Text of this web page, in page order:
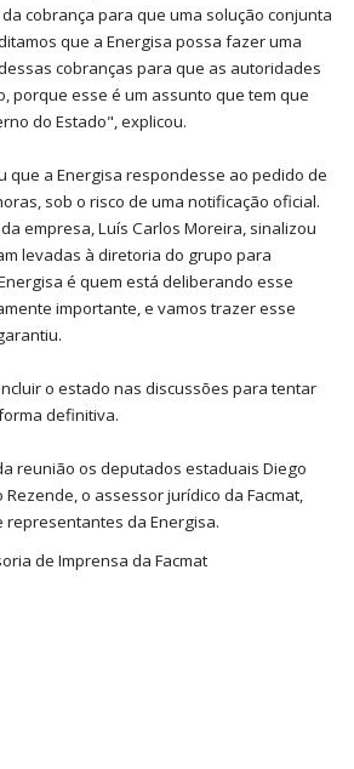
cobrança para que uma solução conjunta
que a Energisa possa fazer uma
cobranças para que as autoridades
porque esse é um assunto que tem que
do Estado", explicou.
que a Energisa respondesse ao pedido de
sob o risco de uma notificação oficial.
empresa, Luís Carlos Moreira, sinalizou
levadas à diretoria do grupo para
é quem está deliberando esse
importante, e vamos trazer esse
o estado nas discussões para tentar
definitiva.
reunião os deputados estaduais Diego
o assessor jurídico da Facmat,
representantes da Energisa.
de Imprensa da Facmat